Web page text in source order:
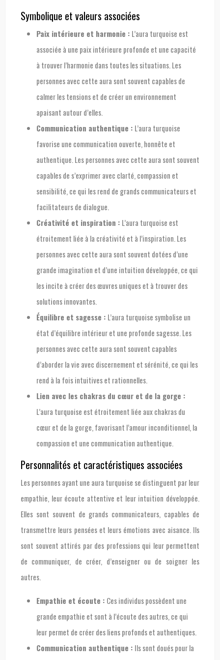
Symbolique et valeurs associées
Paix intérieure et harmonie : L’aura turquoise est
associée à une paix intérieure profonde et une capacité
à trouver l’harmonie dans toutes les situations. Les
personnes avec cette aura sont souvent capables de
calmer les tensions et de créer un environnement
apaisant autour d’elles.
Communication authentique : L’aura turquoise
favorise une communication ouverte, honnête et
authentique. Les personnes avec cette aura sont souvent
capables de s’exprimer avec clarté, compassion et
sensibilité, ce qui les rend de grands communicateurs et
facilitateurs de dialogue.
Créativité et inspiration : L’aura turquoise est
étroitement liée à la créativité et à l’inspiration. Les
personnes avec cette aura sont souvent dotées d’une
grande imagination et d’une intuition développée, ce qui
les incite à créer des œuvres uniques et à trouver des
solutions innovantes.
Équilibre et sagesse : L’aura turquoise symbolise un
état d’équilibre intérieur et une profonde sagesse. Les
personnes avec cette aura sont souvent capables
d’aborder la vie avec discernement et sérénité, ce qui les
rend à la fois intuitives et rationnelles.
Lien avec les chakras du cœur et de la gorge :
L’aura turquoise est étroitement liée aux chakras du
cœur et de la gorge, favorisant l’amour inconditionnel, la
compassion et une communication authentique.
Personnalités et caractéristiques associées
Les personnes ayant une aura turquoise se distinguent par leur
empathie, leur écoute attentive et leur intuition développée.
Elles sont souvent de grands communicateurs, capables de
transmettre leurs pensées et leurs émotions avec aisance. Ils
sont souvent attirés par des professions qui leur permettent
de communiquer, de créer, d’enseigner ou de soigner les
autres.
Empathie et écoute : Ces individus possèdent une
grande empathie et sont à l’écoute des autres, ce qui
leur permet de créer des liens profonds et authentiques.
Communication authentique : Ils sont doués pour la